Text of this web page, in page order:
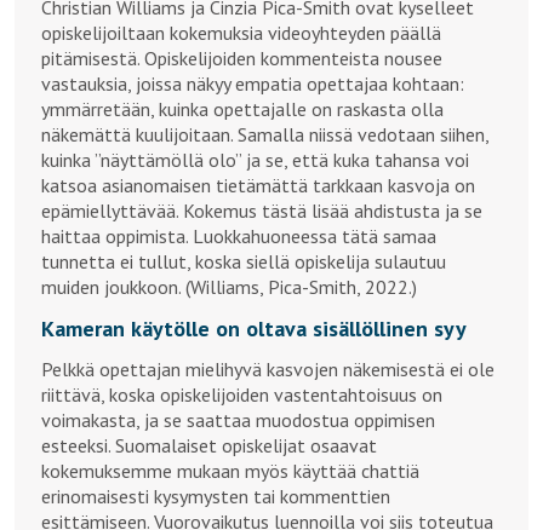
Christian Williams ja Cinzia Pica-Smith ovat kyselleet
opiskelijoiltaan kokemuksia videoyhteyden päällä
pitämisestä. Opiskelijoiden kommenteista nousee
vastauksia, joissa näkyy empatia opettajaa kohtaan:
ymmärretään, kuinka opettajalle on raskasta olla
näkemättä kuulijoitaan. Samalla niissä vedotaan siihen,
kuinka ”näyttämöllä olo” ja se, että kuka tahansa voi
katsoa asianomaisen tietämättä tarkkaan kasvoja on
epämiellyttävää. Kokemus tästä lisää ahdistusta ja se
haittaa oppimista. Luokkahuoneessa tätä samaa
tunnetta ei tullut, koska siellä opiskelija sulautuu
muiden joukkoon. (Williams, Pica-Smith, 2022.)
Kameran käytölle on oltava sisällöllinen syy
Pelkkä opettajan mielihyvä kasvojen näkemisestä ei ole
riittävä, koska opiskelijoiden vastentahtoisuus on
voimakasta, ja se saattaa muodostua oppimisen
esteeksi. Suomalaiset opiskelijat osaavat
kokemuksemme mukaan myös käyttää chattiä
erinomaisesti kysymysten tai kommenttien
esittämiseen. Vuorovaikutus luennoilla voi siis toteutua